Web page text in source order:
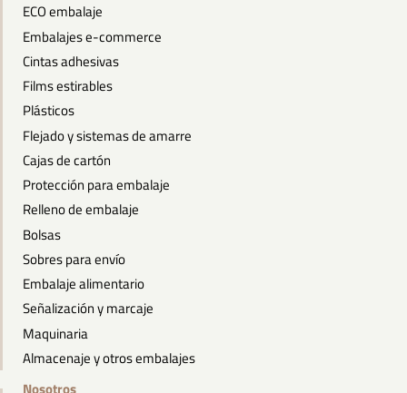
ECO embalaje
Embalajes e-commerce
Cintas adhesivas
Films estirables
Plásticos
Flejado y sistemas de amarre
Cajas de cartón
Protección para embalaje
Relleno de embalaje
Bolsas
Sobres para envío
Embalaje alimentario
Señalización y marcaje
Maquinaria
Almacenaje y otros embalajes